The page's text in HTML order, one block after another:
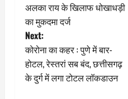
s
t
n
a
अलका राय के खिलाफ धोखाधड़ी
का मुकदमा दर्ज
Next:
कोरोना का कहर : पुणे में बार-
होटल, रेस्तरां सब बंद, छत्तीसगढ़
के दुर्ग में लगा टोटल लॉकडाउन